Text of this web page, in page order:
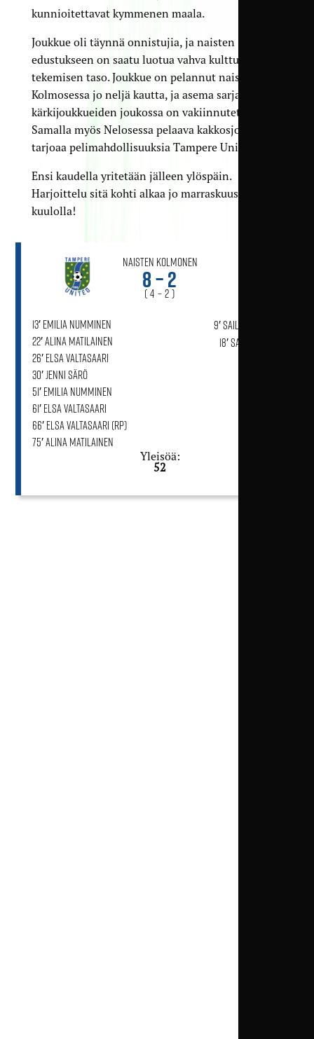
kunnioitettavat kymmenen maala.
Joukkue oli täynnä onnistujia, ja naisten
edustukseen on saatu luotua vahva kulttuuri ja
tekemisen taso. Joukkue on pelannut naisten
Kolmosessa jo neljä kautta, ja asema sarjan
kärkijoukkueiden joukossa on vakiinnutettu.
Samalla myös Nelosessa pelaava kakkosjoukkue
tarjoaa pelimahdollisuuksia Tampere Unitedissa.
Ensi kaudella yritetään jälleen ylöspäin.
Harjoittelu sitä kohti alkaa jo marraskuussa – pysy
kuulolla!
Naisten Kolmonen
8 – 2
( 4 – 2 )
13′ Emilia Numminen
22′ Alina Matilainen
26′ Elsa Valtasaari
30′ Jenni Särö
51′ Emilia Numminen
61′ Elsa Valtasaari
66′ Elsa Valtasaari (rp)
75′ Alina Matilainen
9′ Saila Myllymaa
18′ Sandra Haltia
Yleisöä:
52